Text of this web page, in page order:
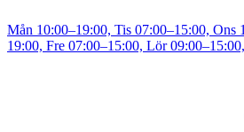
Mån 10:00–19:00, Tis 07:00–15:00, Ons
19:00, Fre 07:00–15:00, Lör